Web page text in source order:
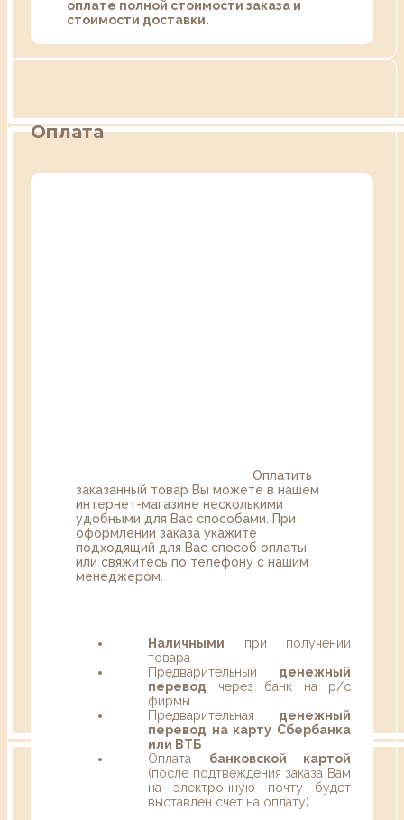
оплате полной стоимости заказа и
стоимости доставки.
Оплата
Оплатить
заказанный товар Вы можете в нашем
интернет-магазине несколькими
удобными для Вас способами. При
оформлении заказа укажите
подходящий для Вас способ оплаты
или свяжитесь по телефону с нашим
менеджером.
Наличными при получении
товара
Предварительный денежный
перевод через банк на р/с
фирмы
Предварительная денежный
перевод на карту Сбербанка
или ВТБ
Оплата банковской картой
(после подтвеждения заказа Вам
на электронную почту будет
выставлен счет на оплату)